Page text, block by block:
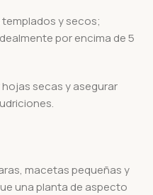
templados y secos;
por encima de 5
secas y asegurar
macetas pequeñas y
una planta de aspecto